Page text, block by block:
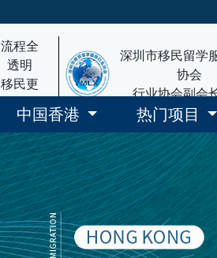
流程全
透明
移民更
放心
深圳市移民留学
协会
行业协会副会
中国香港 热门项目